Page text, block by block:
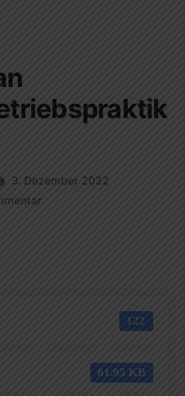
3. Dezember 2022
122
61.95 KB